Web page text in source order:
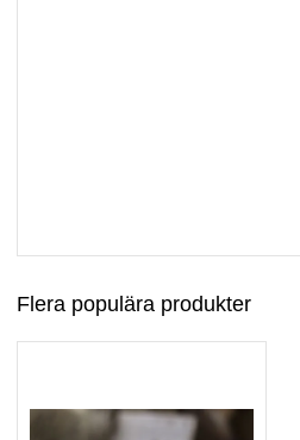
Flera populära produkter